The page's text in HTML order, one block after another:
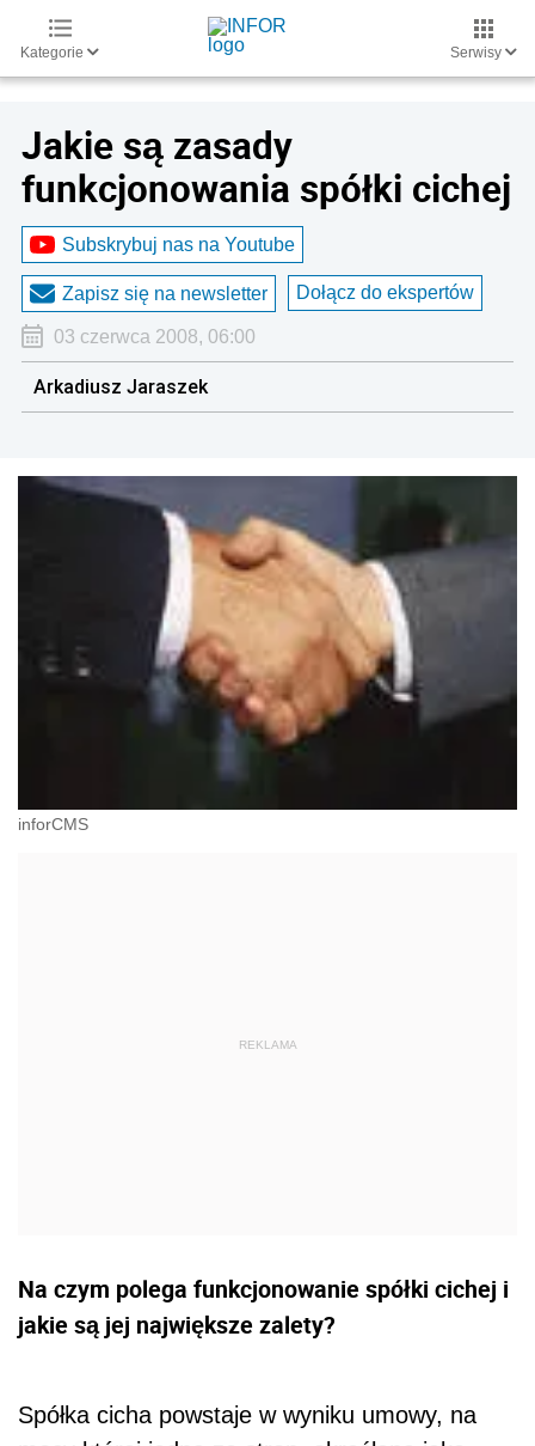
Kategorie Serwisy
Jakie są zasady
funkcjonowania spółki cichej
Subskrybuj nas na Youtube
Zapisz się na newsletter Dołącz do ekspertów
03 czerwca 2008, 06:00
Arkadiusz Jaraszek
inforCMS
Na czym polega funkcjonowanie spółki cichej i
jakie są jej największe zalety?
Spółka cicha powstaje w wyniku umowy, na